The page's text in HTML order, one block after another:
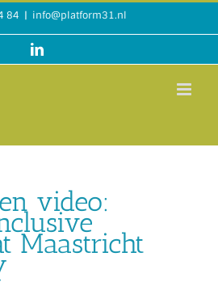
84 | info@platform31.nl
LinkedIn
video:
Maastricht